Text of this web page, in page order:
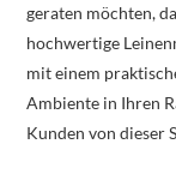
geraten möchten,
hochwertige
mit einem
Ambiente in Ihren
Kunden von dieser